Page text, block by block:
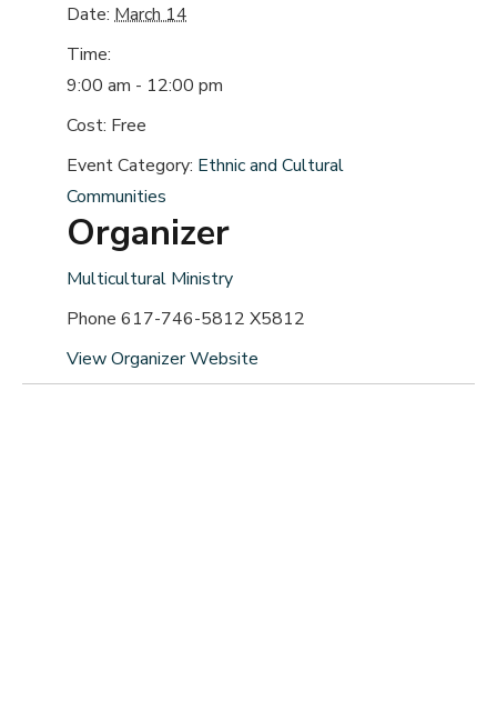
Date: March 14
Time:
9:00 am - 12:00 pm
Cost: Free
Event Category: Ethnic and Cultural
Communities
Organizer
Multicultural Ministry
Phone 617-746-5812 X5812
View Organizer Website